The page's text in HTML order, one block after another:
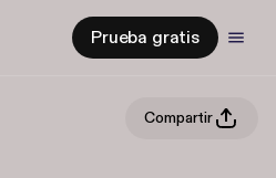
Prueba gratis
Compartir